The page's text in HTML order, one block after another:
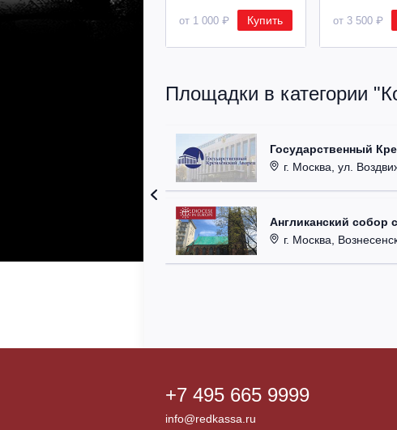
от 1 000 ₽ Купить от 3 500 ₽
Площадки в категории
Государственный
г. Москва, ул.
Англиканский собор
г. Москва,
+7 495 665 9999
info@redkassa.ru